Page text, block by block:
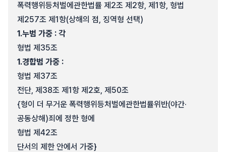
폭력행위등처벌에관한법률 제2조 제2항, 제1항, 형법
제257조 제1항(상해의 점, 징역형 선택)
1.누범 가중 : 각
형법 제35조
1.경합범 가중 :
형법 제37조
전단, 제38조 제1항 제2호, 제50조
{형이 더 무거운 폭력행위등처벌에관한법률위반(야간·
공동상해)죄에 정한 형에
형법 제42조
단서의 제한 안에서 가중}